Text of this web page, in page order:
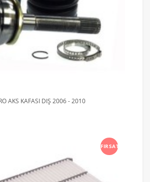
AKS KAFASI DIŞ 2006 - 2010
FIRSAT